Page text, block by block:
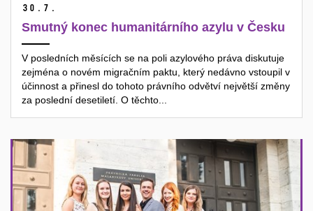
30. 7.
Smutný konec humanitárního azylu v Česku
V posledních měsících se na poli azylového práva diskutuje
zejména o novém migračním paktu, který nedávno vstoupil v
účinnost a přinesl do tohoto právního odvětví největší změny
za poslední desetiletí. O těchto...